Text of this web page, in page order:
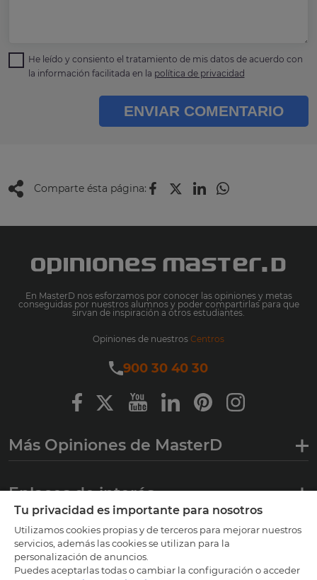
He leído y consiento el tratamiento de mis datos de acuerdo con
la información facilitada en la política de privacidad
ENVIAR COMENTARIO
Comparte ésta página:
En MasterD nos esforzamos por conocer las opiniones y metas
conseguidas por nuestros alumnos y poder compartirlas para que
sirvan de inspiración a otros estudiantes.
Opiniones de nuestros Centros
900 30 40 30
Más Opiniones de MasterD
Enlaces de interés
Certificaciones
Tu privacidad es importante para nosotros
Utilizamos cookies propias y de terceros para mejorar nuestros
servicios, además las cookies se utilizan para la
personalización de anuncios.
Puedes aceptarlas todas o cambiar la configuración o acceder